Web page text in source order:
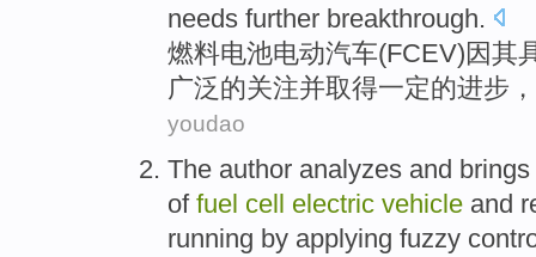
needs further breakthrough.
燃料电池电动汽车(FCEV)因其
广泛的关注并取得一定的进步，
youdao
The author analyzes and
of fuel cell electric vehicle and
running by applying fuzzy